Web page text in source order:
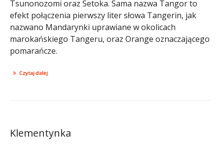
Tsunonozomi oraz Setoka. Sama nazwa Tangor to
efekt połączenia pierwszy liter słowa Tangerin, jak
nazwano Mandarynki uprawiane w okolicach
marokańskiego Tangeru, oraz Orange oznaczającego
pomarańcze.
Czytaj dalej
Klementynka